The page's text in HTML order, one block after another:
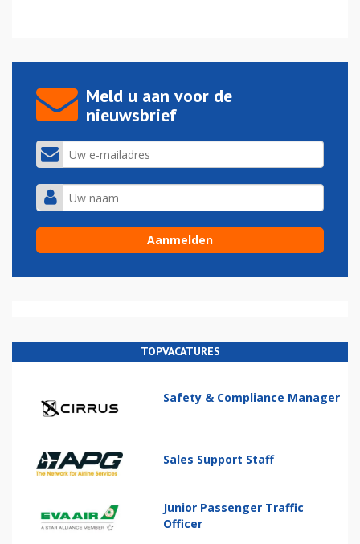
Meld u aan voor de
nieuwsbrief
TOPVACATURES
Safety & Compliance Manager
Sales Support Staff
Junior Passenger Traffic
Officer